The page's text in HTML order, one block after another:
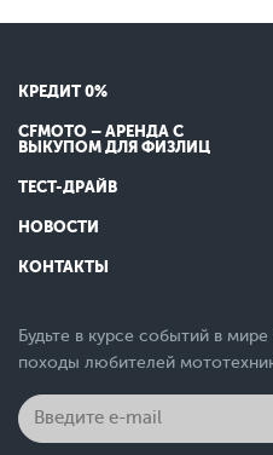
КРЕДИТ 0%
CFMOTO – АРЕНДА С
ВЫКУПОМ ДЛЯ ФИЗЛИЦ
ТЕСТ-ДРАЙВ
НОВОСТИ
КОНТАКТЫ
Будьте в курсе событий в
походы любителей